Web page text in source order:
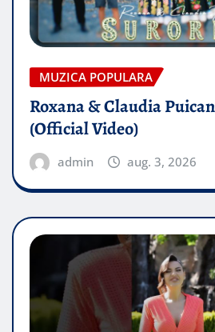
MUZICA POPULARA
Roxana & Claudia
(Official Video)
admin aug. 3, 2026